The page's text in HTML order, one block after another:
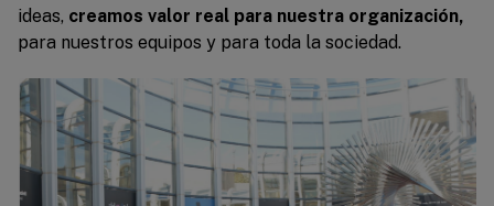
ideas, creamos valor real para nuestra organización,
para nuestros equipos y para toda la sociedad.